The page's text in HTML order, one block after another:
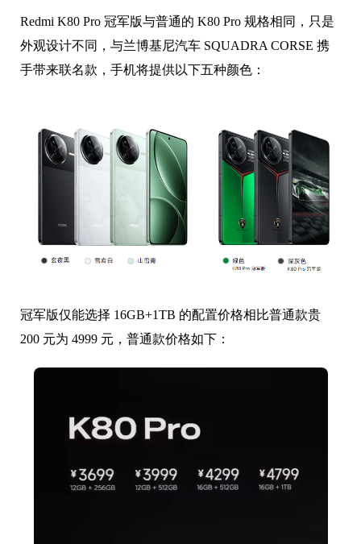
Redmi K80 Pro 冠军版与普通的 K80 Pro 规格相同，只是
外观设计不同，与兰博基尼汽车 SQUADRA CORSE 携
手带来联名款，手机将提供以下五种颜色：
冠军版仅能选择 16GB+1TB 的配置价格相比普通款贵
200 元为 4999 元，普通款价格如下：